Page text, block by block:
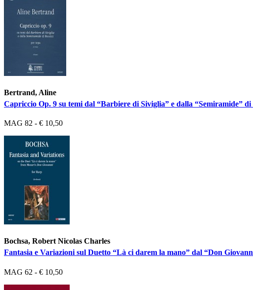
Bertrand, Aline
Capriccio Op. 9 su temi dal “Barbiere di Siviglia” e dalla “Semiramide”
MAG 82 - € 10,50
Bochsa, Robert Nicolas Charles
Fantasia e Variazioni sul Duetto “Là ci darem la mano” dal “Don
MAG 62 - € 10,50